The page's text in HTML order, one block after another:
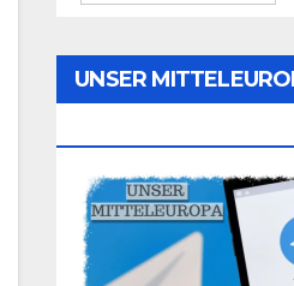
UNSER